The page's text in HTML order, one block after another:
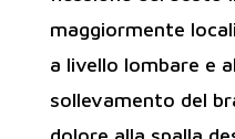
maggiormente
a livello lombare e
sollevamento del